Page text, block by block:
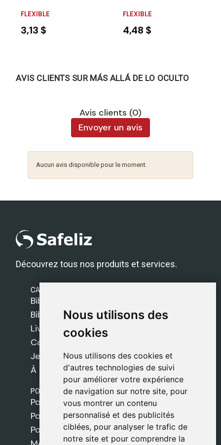
Nous utilisons des
cookies
Nous utilisons des cookies et
d'autres technologies de suivi
pour améliorer votre expérience
de navigation sur notre site, pour
vous montrer un contenu
personnalisé et des publicités
ciblées, pour analyser le trafic de
notre site et pour comprendre la
Nous utilisons des
cookies
Nous utilisons des cookies et
d'autres technologies de suivi
pour améliorer votre expérience
de navigation sur notre site, pour
vous montrer un contenu
personnalisé et des publicités
ciblées, pour analyser le trafic de
notre site et pour comprendre la
FLEXIBLE
3,13 $
FLEXIBLE
4,48 $
AVIS CLIENTS SUR MÁS ALLÁ DE LO OCULTO
Avis clients (0)
Envoyer un avis
Aucun avis disponible pour le moment.
Découvrez tous nos produits et services.
CATÉGORIES
Bibles Safeliz
Bibles
Livres
Cadeaux
Jeux
À propos de nous
POLITIQUES
Politique de livraison
Politique de cookies
Politique de confidentialité